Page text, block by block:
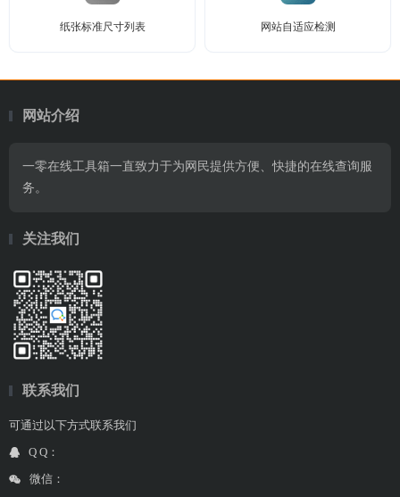
纸张标准尺寸列表 网站自适应检测
网站介绍
一零在线工具箱一直致力于为网民提供方便、快捷的在线查询服
务。
关注我们
联系我们
可通过以下方式联系我们
Q Q：
微信：